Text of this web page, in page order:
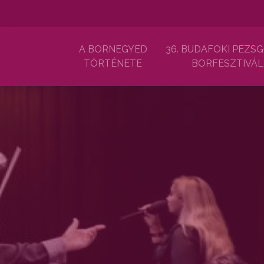
A BORNEGYED
TÖRTÉNETE
36. BUDAFOKI
BORFESZTIVÁL